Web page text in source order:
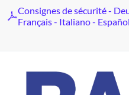
Consignes de sécurité -
Français - Italiano - Español